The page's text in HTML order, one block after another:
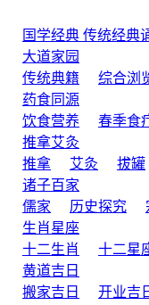
国学经典 传统经典
大道家园
传统典籍
综合浏
药食同源
饮食营养
春季食
推拿艾灸
推拿
艾灸 拔罐
诸子百家
儒家
历史探究
生肖星座
十二生肖
十二星
黄道吉日
搬家吉日
开业吉